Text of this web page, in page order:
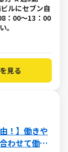
ルにセブン自
：00～13：00
。
見る
！】働きや
わせて働け